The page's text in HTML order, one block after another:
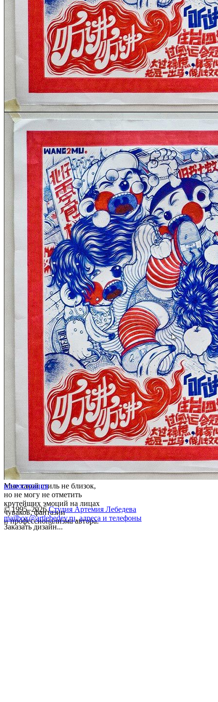
Мне такой стиль не близок,
но не могу не отметить
крутейших эмоций на лицах
чуваков, фантазии
и профессионализма автора.
иллюстрация
© 1995–2026 Студия Артемия Лебедева
mailbox@artlebedev.ru, адреса и телефоны
Заказать дизайн...